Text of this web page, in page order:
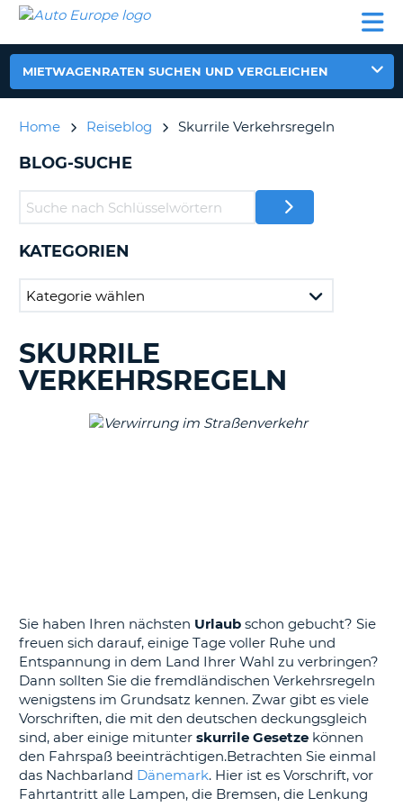
MIETWAGEN
WOHNMOBILE
AUTO
EUROPE
MIETWAGEN
WOHNMOBILE
PARTNER
HILFE
MEIN
MEINE
DEUTSCHLAND
MIETWAGENRATEN SUCHEN UND VERGLEICHEN
Home Reiseblog Skurrile Verkehrsregeln
BLOG-SUCHE
KATEGORIEN
DURCHSUCHE
BLOGS......
SKURRILE
VERKEHRSREGELN
Sie haben Ihren nächsten Urlaub schon gebucht? Sie
freuen sich darauf, einige Tage voller Ruhe und
Entspannung in dem Land Ihrer Wahl zu verbringen?
Dann sollten Sie die fremdländischen Verkehrsregeln
wenigstens im Grundsatz kennen. Zwar gibt es viele
Vorschriften, die mit den deutschen deckungsgleich
sind, aber einige mitunter skurrile Gesetze können
den Fahrspaß beeinträchtigen.Betrachten Sie einmal
das Nachbarland Dänemark. Hier ist es Vorschrift, vor
Fahrtantritt alle Lampen, die Bremsen, die Lenkung